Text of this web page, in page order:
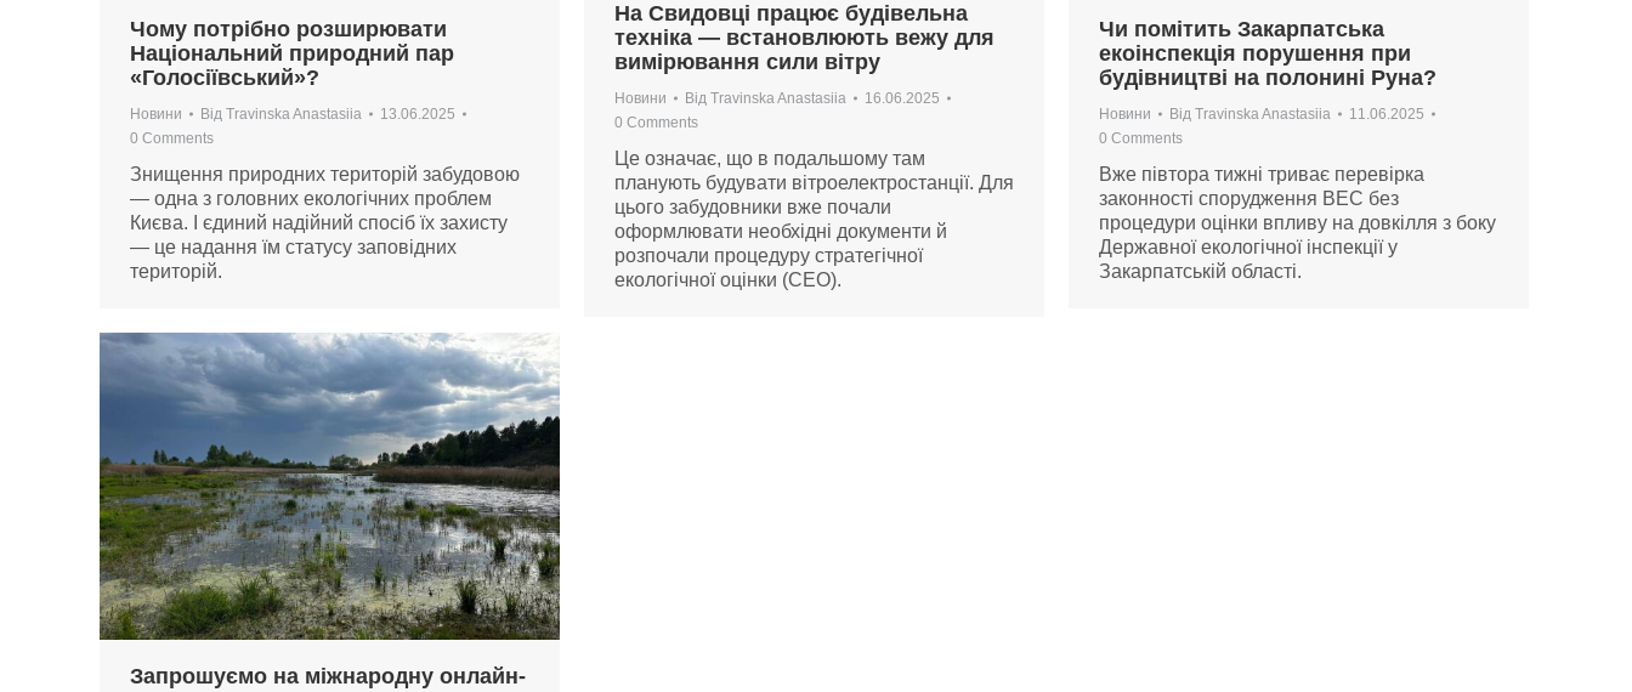
На Свидовці працює будівельна
техніка — встановлюють вежу для
вимірювання сили вітру
Новини Від Travinska Anastasiia
16.06.2025
0 Comments
Це означає, що в подальшому там
планують будувати вітроелектростанції. Для
цього забудовники вже почали
оформлювати необхідні документи й
розпочали процедуру стратегічної
екологічної оцінки (СЕО).
Чому потрібно розширювати
Національний природний пар
«Голосіївський»?
Новини Від Travinska Anastasiia
13.06.2025
0 Comments
Знищення природних територій забудовою
— одна з головних екологічних проблем
Києва. І єдиний надійний спосіб їх захисту
— це надання їм статусу заповідних
територій.
Чи помітить Закарпатська
екоінспекція порушення при
будівництві на полонині Руна?
Новини Від Travinska Anastasiia
11.06.2025
0 Comments
Вже півтора тижні триває перевірка
законності спорудження ВЕС без
процедури оцінки впливу на довкілля з боку
Державної екологічної інспекції у
Закарпатській області.
Запрошуємо на міжнародну онлайн-